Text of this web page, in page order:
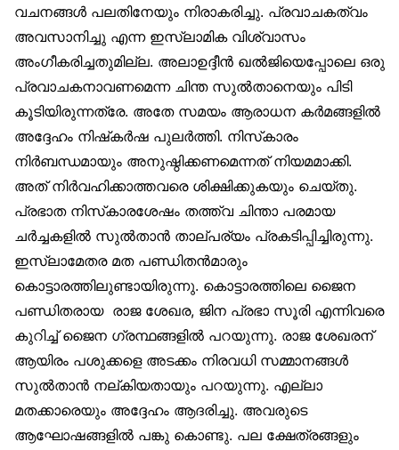
വചനങ്ങള്‍ പലതിനേയും നിരാകരിച്ചു. പ്രവാചകത്വം
അവസാനിച്ചു എന്ന ഇസ്‌ലാമിക വിശ്വാസം
അംഗീകരിച്ചതുമില്ല. അലാഉദ്ദീന്‍ ഖല്‍ജിയെപ്പോലെ ഒരു
പ്രവാചകനാവണമെന്ന ചിന്ത സുല്‍താനെയും പിടി
കൂടിയിരുന്നത്രേ. അതേ സമയം ആരാധന കര്‍മങ്ങളില്‍
അദ്ദേഹം നിഷ്‌കര്‍ഷ പുലര്‍ത്തി. നിസ്‌കാരം
നിര്‍ബന്ധമായും അനുഷ്ഠിക്കണമെന്നത് നിയമമാക്കി.
അത് നിര്‍വഹിക്കാത്തവരെ ശിക്ഷിക്കുകയും ചെയ്തു.
പ്രഭാത നിസ്‌കാരശേഷം തത്ത്വ ചിന്താ പരമായ
ചര്‍ച്ചകളില്‍ സുല്‍താന്‍ താല്പര്യം പ്രകടിപ്പിച്ചിരുന്നു.
ഇസ്‌ലാമേതര മത പണ്ഡിതന്‍മാരും
കൊട്ടാരത്തിലുണ്ടായിരുന്നു. കൊട്ടാരത്തിലെ ജൈന
പണ്ഡിതരായ രാജ ശേഖര, ജിന പ്രഭാ സൂരി എന്നിവരെ
കുറിച്ച് ജൈന ഗ്രന്ഥങ്ങളില്‍ പറയുന്നു. രാജ ശേഖരന്
ആയിരം പശുക്കളെ അടക്കം നിരവധി സമ്മാനങ്ങള്‍
സുല്‍താന്‍ നല്കിയതായും പറയുന്നു. എല്ലാ
മതക്കാരെയും അദ്ദേഹം ആദരിച്ചു. അവരുടെ
ആഘോഷങ്ങളില്‍ പങ്കു കൊണ്ടു. പല ക്ഷേത്രങ്ങളും